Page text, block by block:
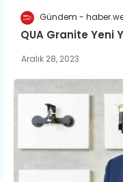
Gündem -
QUA Granite Yeni
Aralık 28, 2023